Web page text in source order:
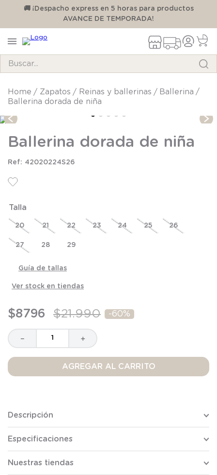
🚚 ¡Despacho express en 5 horas para productos
AVANCE DE TEMPORADA!
zapatos reinas y ballerinas
ballerina
Ballerina dorada de niña
Ballerina dorada de niña
42020224S26
Talla
20 21 22 23 24 25 26
27 28 29
Guía de tallas
Ver stock en tiendas
$8796 $21.990 -60%
＋
－
AGREGAR AL CARRITO
Descripción
Especificaciones
Nuestras tiendas
TÉRMINOS MÁS BUSCADOS
3.
zapatillas
4.
body
7.
8.
saco
9.
saco dormir